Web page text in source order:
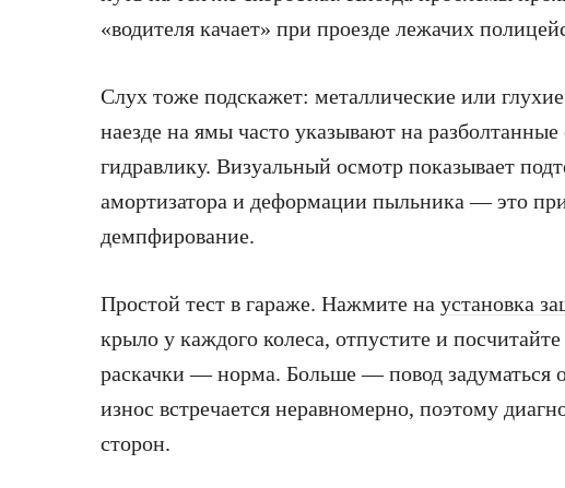
«водителя качает» при проезде лежачих
Слух тоже подскажет: металлические или
наезде на ямы часто указывают на
гидравлику. Визуальный осмотр показывает
амортизатора и деформации пыльника — это
демпфирование.
Простой тест в гараже. Нажмите на установка
крыло у каждого колеса, отпустите и
раскачки — норма. Больше — повод задуматься
износ встречается неравномерно, поэтому
сторон.